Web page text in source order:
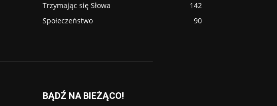
Trzymając się Słowa
142
Społeczeństwo
90
BĄDŹ NA BIEŻĄCO!